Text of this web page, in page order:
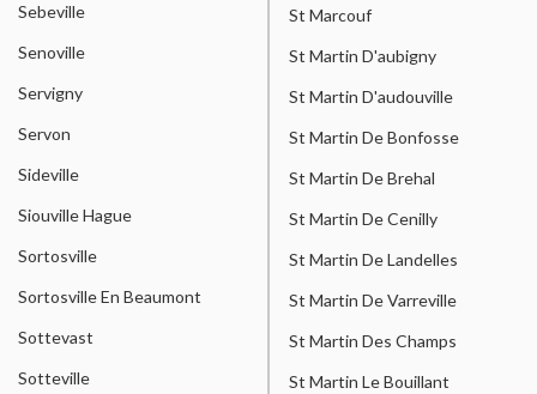
Sebeville
Senoville
Servigny
Servon
Sideville
Siouville Hague
Sortosville
Sortosville En Beaumont
Sottevast
Sotteville
St Marcouf
St Martin D'aubigny
St Martin D'audouville
St Martin De Bonfosse
St Martin De Brehal
St Martin De Cenilly
St Martin De Landelles
St Martin De Varreville
St Martin Des Champs
St Martin Le Bouillant